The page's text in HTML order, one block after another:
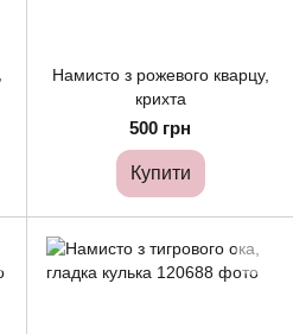
Намисто з рожевого кварцу,
крихта
500 грн
Купити